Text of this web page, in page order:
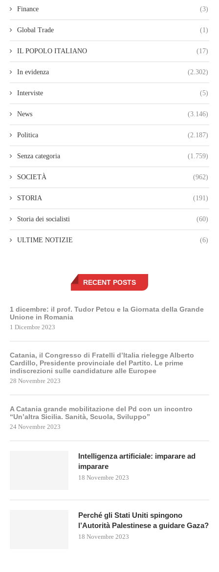
Finance (3)
Global Trade (1)
IL POPOLO ITALIANO (17)
In evidenza (2.302)
Interviste (5)
News (3.146)
Politica (2.187)
Senza categoria (1.759)
SOCIETÀ (962)
STORIA (191)
Storia dei socialisti (60)
ULTIME NOTIZIE (6)
RECENT POSTS
1 dicembre: il prof. Tudor Petcu e la Giornata della Grande
Unione in Romania
1 Dicembre 2023
Catania, il Congresso di Fratelli d’Italia rielegge Alberto
Cardillo, Presidente provinciale del Partito. Le prime
indiscrezioni sulle candidature alle Europee
28 Novembre 2023
A Catania grande mobilitazione del Pd con un incontro
“Un’altra Sicilia. Sanità, Scuola, Sviluppo”
24 Novembre 2023
Intelligenza artificiale: imparare ad
imparare
18 Novembre 2023
Perché gli Stati Uniti spingono
l’Autorità Palestinese a guidare Gaza?
18 Novembre 2023